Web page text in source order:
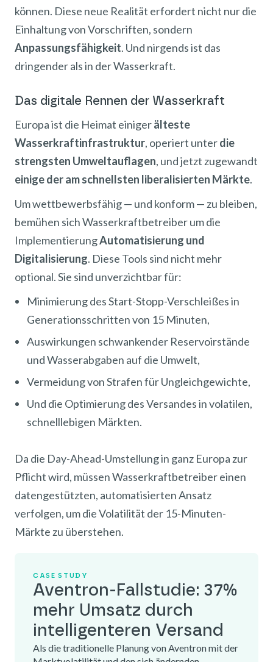
können. Diese neue Realität erfordert nicht nur die
Einhaltung von Vorschriften, sondern
Anpassungsfähigkeit. Und nirgends ist das
dringender als in der Wasserkraft.
Das digitale Rennen der Wasserkraft
Europa ist die Heimat einigerälteste
Wasserkraftinfrastruktur, operiert unterdie
strengsten Umweltauflagen, und jetzt zugewandt
einige der am schnellsten liberalisierten Märkte.
Um wettbewerbsfähig — und konform — zu bleiben,
bemühen sich Wasserkraftbetreiber um die
ImplementierungAutomatisierung und
Digitalisierung. Diese Tools sind nicht mehr
optional. Sie sind unverzichtbar für:
Minimierung des Start-Stopp-Verschleißes in
Generationsschritten von 15 Minuten,
Auswirkungen schwankender Reservoirstände
und Wasserabgaben auf die Umwelt,
Vermeidung von Strafen für Ungleichgewichte,
Und die Optimierung des Versandes in volatilen,
schnelllebigen Märkten.
Da die Day-Ahead-Umstellung in ganz Europa zur
Pflicht wird, müssen Wasserkraftbetreiber einen
datengestützten, automatisierten Ansatz
verfolgen, um die Volatilität der 15-Minuten-
Märkte zu überstehen.
CASE STUDY
Aventron-Fallstudie: 37%
mehr Umsatz durch
intelligenteren Versand
Als die traditionelle Planung von Aventron mit der